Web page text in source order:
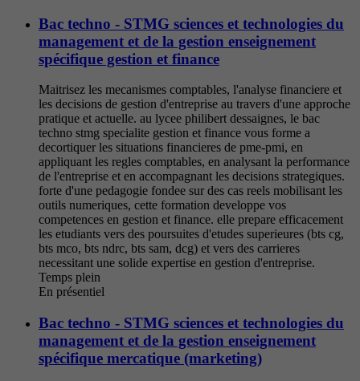
Bac techno - STMG sciences et technologies du
management et de la gestion enseignement
spécifique gestion et finance
Maitrisez les mecanismes comptables, l'analyse financiere et
les decisions de gestion d'entreprise au travers d'une approche
pratique et actuelle. au lycee philibert dessaignes, le bac
techno stmg specialite gestion et finance vous forme a
decortiquer les situations financieres de pme-pmi, en
appliquant les regles comptables, en analysant la performance
de l'entreprise et en accompagnant les decisions strategiques.
forte d'une pedagogie fondee sur des cas reels mobilisant les
outils numeriques, cette formation developpe vos
competences en gestion et finance. elle prepare efficacement
les etudiants vers des poursuites d'etudes superieures (bts cg,
bts mco, bts ndrc, bts sam, dcg) et vers des carrieres
necessitant une solide expertise en gestion d'entreprise.
Temps plein
En présentiel
Bac techno - STMG sciences et technologies du
management et de la gestion enseignement
spécifique mercatique (marketing)